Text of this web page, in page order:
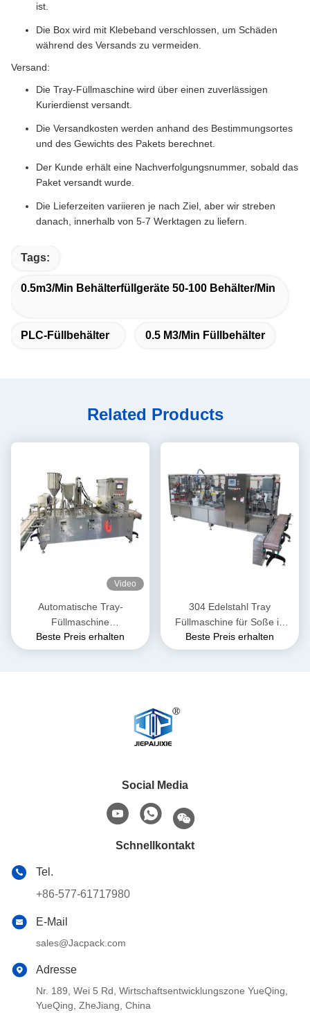
ist.
Die Box wird mit Klebeband verschlossen, um Schäden
während des Versands zu vermeiden.
Versand:
Die Tray-Füllmaschine wird über einen zuverlässigen
Kurierdienst versandt.
Die Versandkosten werden anhand des Bestimmungsortes
und des Gewichts des Pakets berechnet.
Der Kunde erhält eine Nachverfolgungsnummer, sobald das
Paket versandt wurde.
Die Lieferzeiten variieren je nach Ziel, aber wir streben
danach, innerhalb von 5-7 Werktagen zu liefern.
Tags:
0.5m3/min Behälterfüllgeräte 50-100 Behälter/min
PLC-Füllbehälter 0.5 M3/min Füllbehälter
Related Products
Video
Automatische Tray-
Füllmaschine
Hochgeschwindigkeit für
Instant-Food
Beste Preis erhalten
304 Edelstahl Tray
Füllmaschine für Soße in
Eimern
Beste Preis erhalten
Social Media
Schnellkontakt
Tel.
+86-577-61717980
E-Mail
sales@Jacpack.com
Adresse
Nr. 189, Wei 5 Rd, Wirtschaftsentwicklungszone YueQing,
YueQing, ZheJiang, China